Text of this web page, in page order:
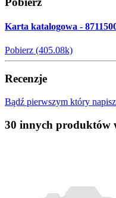
Karta katalogowa -
Pobierz (405.08k)
Recenzje
Bądź pierwszym który
30 innych produktów